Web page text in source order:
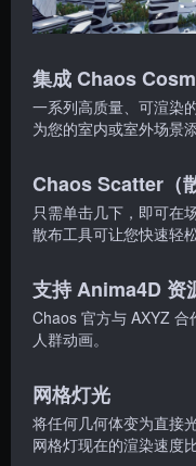
集成 Chaos
一系列高质量、可渲染
为您的室内或室外场景
Chaos Scatter（
只需单击几下，即可在
散布工具可让您快速轻
支持 Anima4D 资
Chaos 官方与 AXYZ
人群动画。
网格灯光
将任何几何体变为直接
网格灯现在的渲染速度